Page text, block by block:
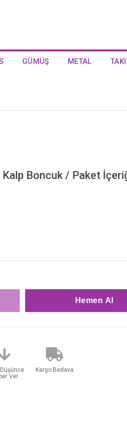
GÜMÜŞ METAL
Boncuk / Paket
Ver
Kargo Bedava